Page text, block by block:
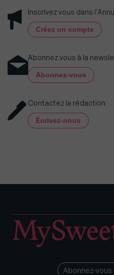
Inscrivez vous dans
Créez un compte
Abonnez vous à la
Abonnez-vous
Contactez la rédaction
Écrivez-nous
Abonnez-